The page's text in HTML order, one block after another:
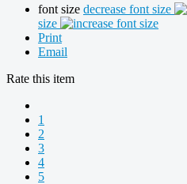
font size decrease font size
size
Print
Email
Rate this item
1
2
3
4
5